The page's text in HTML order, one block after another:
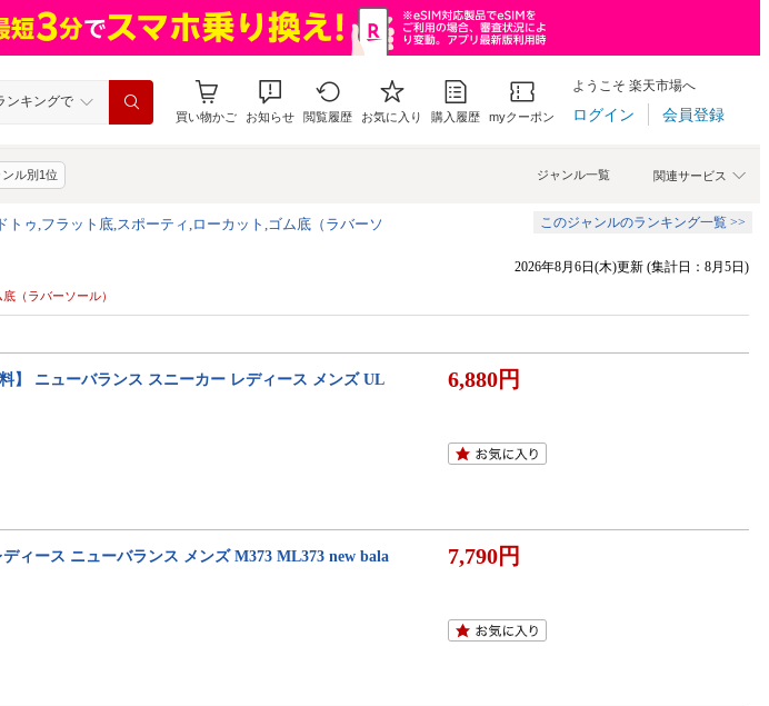
ンキングで
買い物かご お知らせ 閲覧履歴 お気に入り 購入履歴 myクーポン
ようこそ 楽天市場へ
ログイン 会員登録
関連サービス
ジャンル一覧
ンル別1位
トゥ,フラット底,スポーティ,ローカット,ゴム底（ラバーソ
このジャンルのランキング一覧 >>
（ラバーソール）
2026年8月6日(木)更新 (集計日：8月5日)
】 ニューバランス スニーカー レディース メンズ UL
6,880円
ィース ニューバランス メンズ M373 ML373 new bala
7,790円